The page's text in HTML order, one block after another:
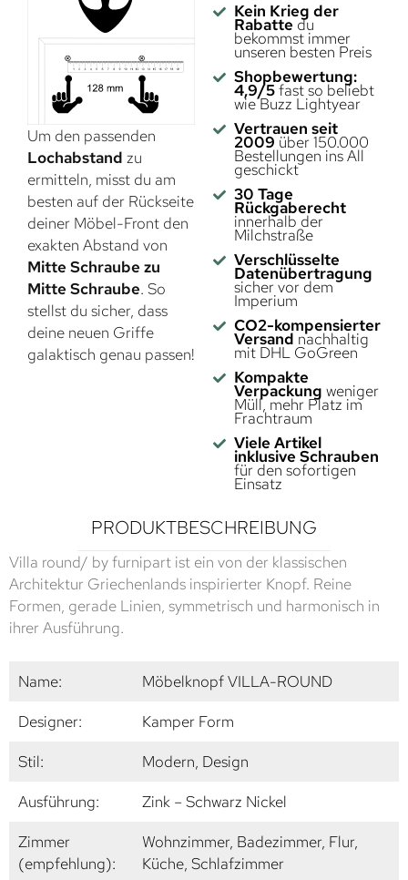
Um den passenden
Lochabstand zu
ermitteln, misst du am
besten auf der Rückseite
deiner Möbel-Front den
exakten Abstand von
Mitte Schraube zu
Mitte Schraube. So
stellst du sicher, dass
deine neuen Griffe
galaktisch genau passen!
Kein Krieg der
Rabatte du
bekommst immer
unseren besten Preis
Shopbewertung:
4,9/5fast so beliebt
wie Buzz Lightyear
Vertrauen seit
2009 über 150.000
Bestellungen ins All
geschickt
30 Tage
Rückgaberecht
innerhalb der
Milchstraße
Verschlüsselte
Datenübertragung
sicher vor dem
Imperium
CO2-kompensierter
Versand nachhaltig
mit DHL GoGreen
Kompakte
Verpackung weniger
Müll, mehr Platz im
Frachtraum
Viele Artikel
inklusive Schrauben
für den sofortigen
Einsatz
PRODUKTBESCHREIBUNG
Villa round/ by furnipart ist ein von der klassischen
Architektur Griechenlands inspirierter Knopf. Reine
Formen, gerade Linien, symmetrisch und harmonisch in
ihrer Ausführung.
Name:
Möbelknopf VILLA-ROUND
Designer:
Kamper Form
Stil:
Modern, Design
Ausführung:
Zink – Schwarz Nickel
Zimmer
(empfehlung):
Wohnzimmer, Badezimmer, Flur,
Küche, Schlafzimmer